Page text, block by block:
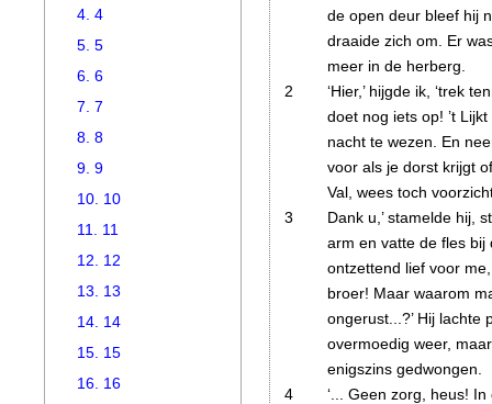
de open deur bleef hij
draaide zich om. Er
meer in de herberg.
2
‘Hier,’ hijgde ik, ‘trek
doet nog iets op! ’t
nacht te wezen. En
voor als je dorst krijgt
Val, wees toch
3
Dank u,’ stamelde hij,
arm en vatte de fles bij
ontzettend lief voor
broer! Maar waarom
ongerust...?’Hij lachte
overmoedig weer,
enigszins gedwongen.
4
‘... Geen zorg, heus!
4. 4
5. 5
6. 6
7. 7
8. 8
9. 9
10. 10
11. 11
12. 12
13. 13
14. 14
15. 15
16. 16